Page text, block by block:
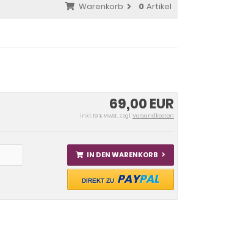
Warenkorb 0 Artikel
69,00 EUR
inkl. 19 % MwSt. zzgl.Versandkosten
IN DEN WARENKORB
DIREKT ZU PAYPAL